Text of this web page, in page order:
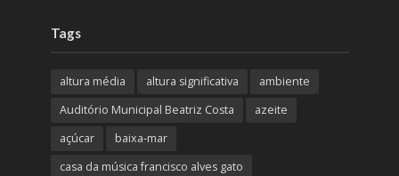
Tags
altura média altura significativa
ambiente
Auditório Municipal Beatriz Costa
azeite
açúcar
baixa-mar
casa da música francisco alves gato